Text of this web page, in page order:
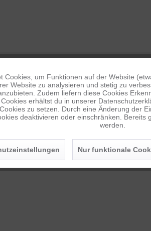
Cookies, um Funktionen auf der Website
Website zu analysieren und stetig zu
Zudem liefern diese Cookies
erhältst du in unserer
zu setzen. Durch eine Änderung der
deaktivieren oder einschränken. Bereits
werden.
Nur funktionale